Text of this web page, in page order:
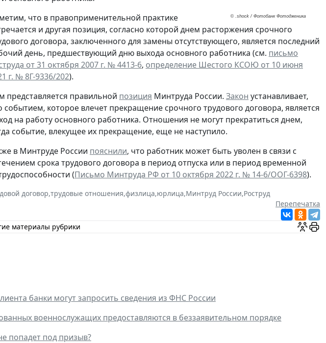
© .shock / Фотобанк Фотодженика
что в правоприменительной практике
и другая позиция, согласно которой днем расторжения срочного
договора, заключенного для замены отсутствующего, является последний
день, предшествующий дню выхода основного работника (см. письмо
от 31 октября 2007 г. № 4413-6, определение Шестого КСОЮ от 10 июня
г. № 8Г-9336/202).
представляется правильной позиция Минтруда России. Закон устанавливает,
событием, которое влечет прекращение срочного трудового договора, является
на работу основного работника. Отношения не могут прекратиться днем,
событие, влекущее их прекращение, еще не наступило.
в Минтруде России пояснили, что работник может быть уволен в связи с
срока трудового договора в период отпуска или в период временной
(Письмо Минтруда РФ от 10 октября 2022 г. № 14-6/ООГ-6398).
договор,трудовые отношения,физлица,юрлица,Минтруд России,Роструд
Перепечатка
материалы рубрики
банки могут запросить сведения из ФНС России
военнослужащих предоставляются в беззаявительном порядке
попадет под призыв?